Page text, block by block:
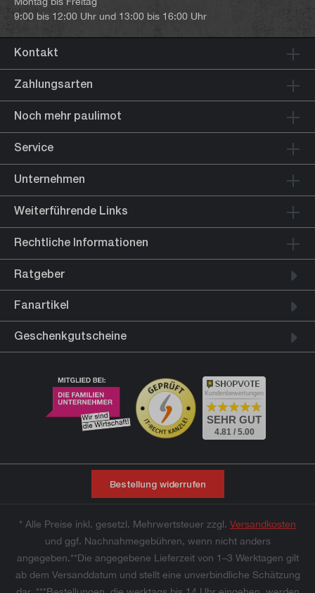
9:00 bis 12:00 Uhr und 13:00 bis 16:00 Uhr
Kontakt
Zahlungsarten
Noch mehr paulimot
Service
Unternehmen
Weiterführende Links
Rechtliche Informationen
Ratgeber
Fanartikel
Geschenkgutscheine
Kundenbewertungen
SEHR GUT
4.81 / 5.00
Bestellung widerrufen
* Alle Preise inkl. gesetzl. Mehrwertsteuer zzgl. Versandkosten
und ggf. Nachnahmegebühren, wenn nicht anders
angegeben.**Die angegebene Lieferzeit von 1–3 Werktagen gilt
ab dem Versanddatum und stellt eine unverbindliche Schätzung